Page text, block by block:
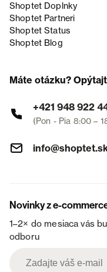
Shoptet Doplnky
Shoptet Partneri
Shoptet Status
Shoptet Blog
Máte otázku?
+421 948 922
(Pon - Pia 8:00 –
Novinky z e-
1–2× do mesiaca vás
odboru